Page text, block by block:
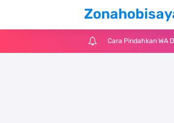
Cara Pindahkan WA